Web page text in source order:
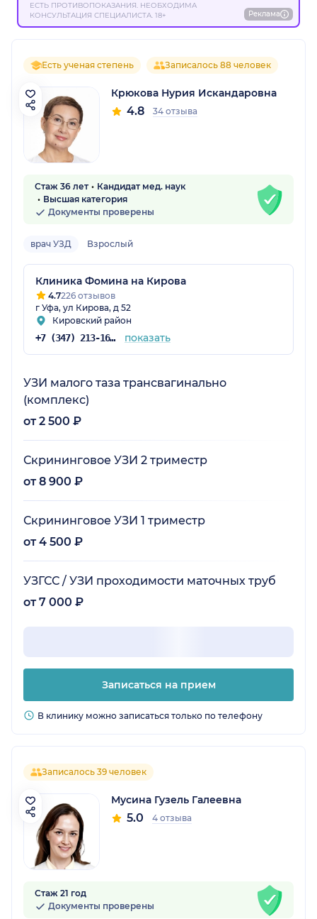
ЕСТЬ ПРОТИВОПОКАЗАНИЯ. НЕОБХОДИМА
КОНСУЛЬТАЦИЯ СПЕЦИАЛИСТА. 18+
Реклама
Есть ученая степень Записалось 88 человек
Крюкова Нурия Искандаровна
4.8 34 отзыва
Стаж 36 лет
Кандидат мед. наук
Высшая категория
Документы проверены
врач УЗД Взрослый
Клиника Фомина на Кирова
4.7226 отзывов
г Уфа, ул Кирова, д 52
Кировский район
+7 (347) 213-16-75 показать
УЗИ малого таза трансвагинально
(комплекс)
от 2 500 ₽
Скрининговое УЗИ 2 триместр
от 8 900 ₽
Скрининговое УЗИ 1 триместр
от 4 500 ₽
УЗГСС / УЗИ проходимости маточных труб
от 7 000 ₽
Записаться на прием
В клинику можно записаться только по телефону
Записалось 39 человек
Мусина Гузель Галеевна
5.0 4 отзыва
Стаж 21 год
Документы проверены